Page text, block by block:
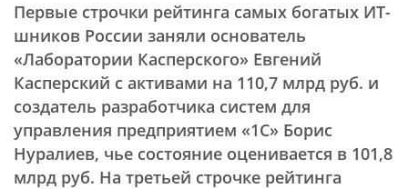
Первые строчки рейтинга самых богатых ИТ-
шников России заняли основатель
«Лаборатории Касперского» Евгений
Касперский с активами на 110,7 млрд руб. и
создатель разработчика систем для
управления предприятием «1С» Борис
Нуралиев, чье состояние оценивается в 101,8
млрд руб. На третьей строчке рейтинга